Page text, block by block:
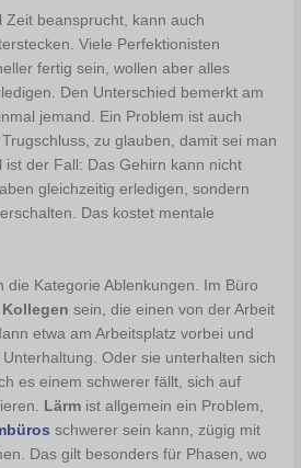
Zeit beansprucht, kann auch
Viele Perfektionisten
fertig sein, wollen aber alles
Den Unterschied bemerkt am
jemand. Ein Problem ist auch
zu glauben, damit sei man
ist der Fall: Das Gehirn kann nicht
gleichzeitig erledigen, sondern
Das kostet mentale
die Kategorie Ablenkungen. Im Büro
Kollegen sein, die einen von der Arbeit
etwa am Arbeitsplatz vorbei und
Oder sie unterhalten sich
es einem schwerer fällt, sich auf
Lärm ist allgemein ein Problem,
schwerer sein kann, zügig mit
Das gilt besonders für Phasen, wo